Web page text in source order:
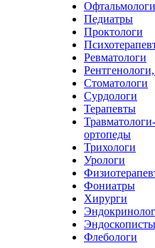
Офтальмологи
Педиатры
Проктологи
Ревматологи
Стоматологи
Сурдологи
Терапевты
Травматологи-
ортопеды
Трихологи
Урологи
Фониатры
Хирурги
Эндоскописты
Флебологи